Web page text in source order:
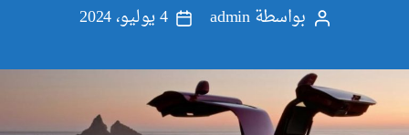
كاتببواسطةadmin
تاريخ
4 يوليو، 2024